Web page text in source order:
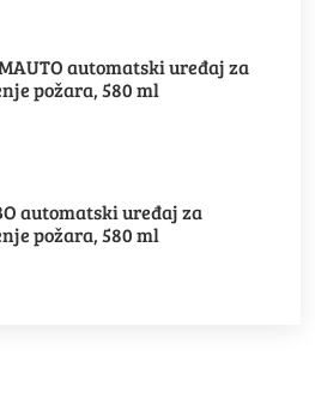
automatski uređaj za
požara, 580 ml
automatski uređaj za
požara, 580 ml